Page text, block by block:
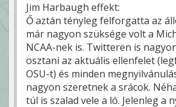
Jim Harbaugh effekt:
Ő aztán tényleg felforgatta az
már nagyon szüksége volt a
NCAA-nek is. Twitteren is
osztani az aktuális ellenfelet
OSU-t) és minden
nagyon szeretnek a srácok.
túl is szalad vele a ló. Jelenleg a